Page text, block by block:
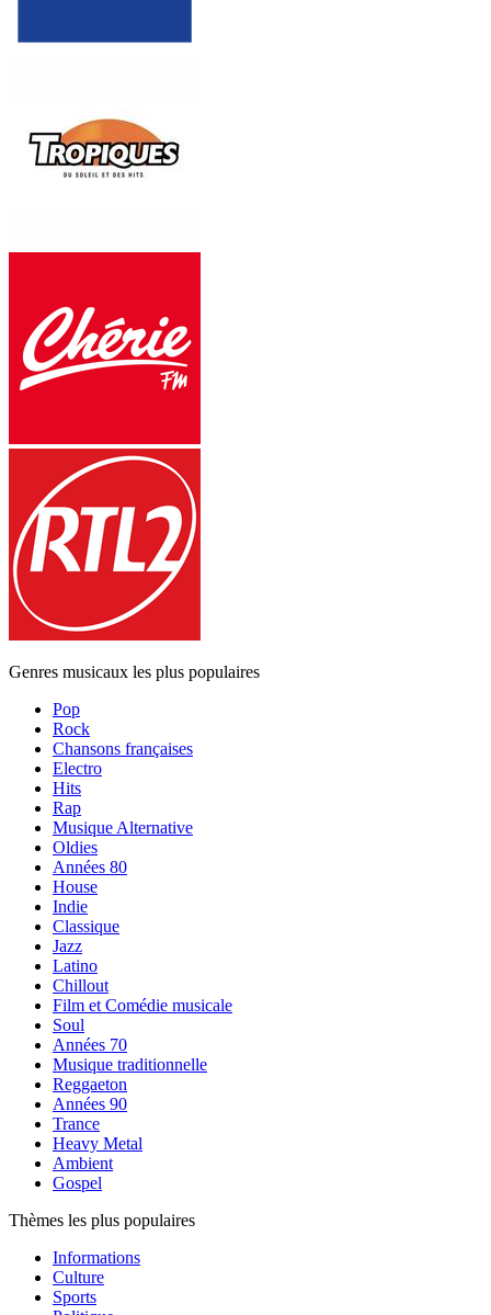
Genres musicaux les plus populaires
Pop
Rock
Chansons françaises
Electro
Hits
Rap
Musique Alternative
Oldies
Années 80
House
Indie
Classique
Jazz
Latino
Chillout
Film et Comédie musicale
Soul
Années 70
Musique traditionnelle
Reggaeton
Années 90
Trance
Heavy Metal
Ambient
Gospel
Thèmes les plus populaires
Informations
Culture
Sports